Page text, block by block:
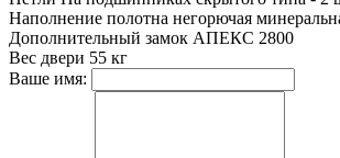
Наполнение полотна негорючая
Дополнительный замок АПЕКС 2800
Вес двери 55 кг
Ваше имя: